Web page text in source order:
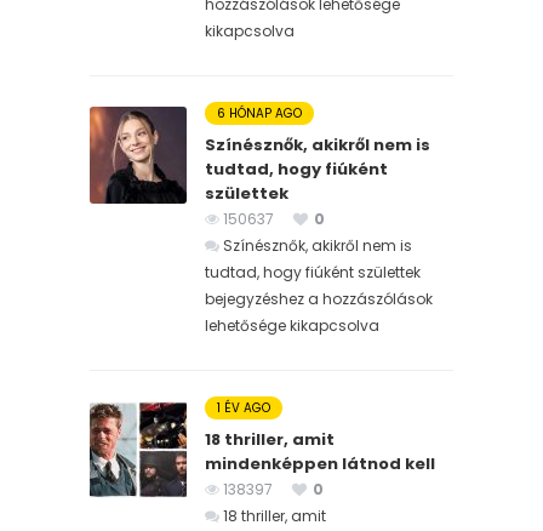
hozzászólások lehetősége
kikapcsolva
6 HÓNAP AGO
Színésznők, akikről nem is
tudtad, hogy fiúként
születtek
150637
0
Színésznők, akikről nem is
tudtad, hogy fiúként születtek
bejegyzéshez a hozzászólások
lehetősége kikapcsolva
1 ÉV AGO
18 thriller, amit
mindenképpen látnod kell
138397
0
18 thriller, amit